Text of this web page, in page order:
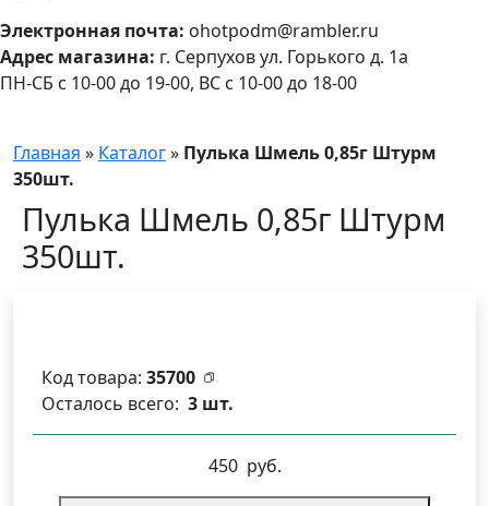
ПН-СБ с 10-00 до 19-00, ВС с 10-00 до 18-00
Электронная почта: ohotpodm@rambler.ru
Адрес магазина: г. Серпухов ул. Горького д. 1а
Главная » Каталог» Пулька Шмель 0,85г Штурм
350шт.
Пулька Шмель 0,85г Штурм
350шт.
Код товара: 35700
Осталось всего: 3 шт.
450 руб.